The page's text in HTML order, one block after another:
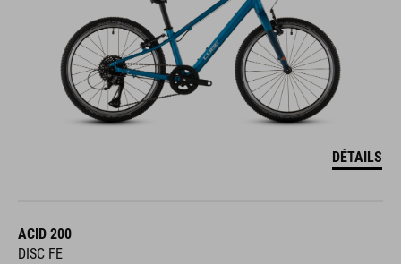
DÉTAILS
ACID 200
DISC FE